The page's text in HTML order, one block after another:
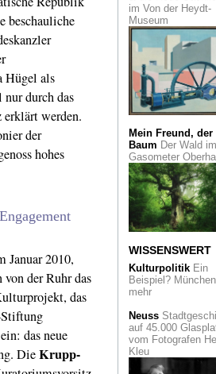
beschauliche
Hügel als
durch das
werden.
der
hohes
Januar 2010,
der Ruhr das
das
das neue
DieKrupp-
Alexander Calder
Komponist von Be­
wegungen. Seine
biles und Stabiles
in der
NRW zu sehen
Erinnerung
Avantgarde
Kunst kann
Design
zwischen
Benz und der
Kunstakademie
Düsseldorf
ErinnerungPeter
O`Toole spielte
Lawrence von
Kunstgeschichte
Sammlung des
Salonmalers Jean
Gigoux im Von der
Heydt-Museum
im Von der Heydt-
Museum
Mein Freund, der
Baum Der Wald im
Gasometer
WISSENSWERT
KulturpolitikEin
Beispiel?
mehr
Neuss
auf 45.000
vom Fotografen
Kleu